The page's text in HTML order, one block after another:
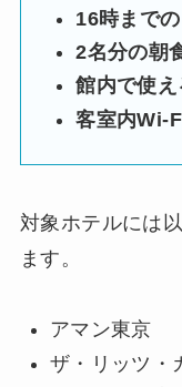
16時まで
2名分の朝
館内で使
客室内Wi-
対象ホテルには
ます。
アマン東京
ザ・リッツ・